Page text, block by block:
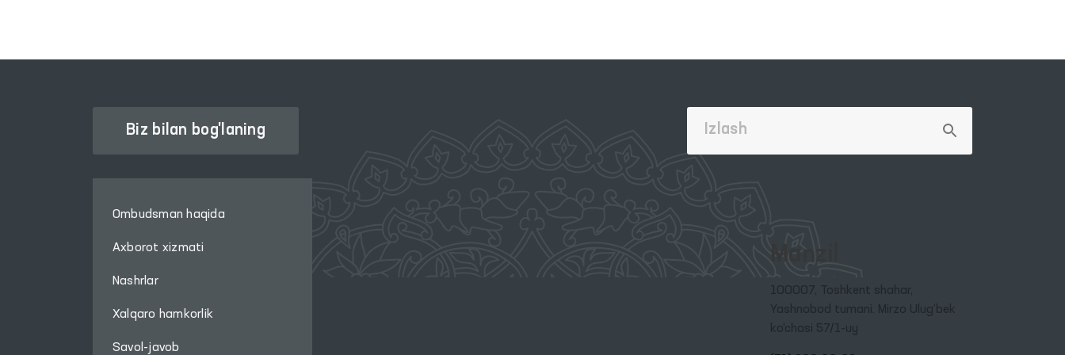
internat uylari, Jalaquduq
tumanidagi Respublika
qamoqqa olingan
shaxslarni qabul qilish va
mo‘ljallangan maxsus
tashriflari amalga
Biz bilan bog'laning
Ombudsman haqida
Axborot xizmati
Nashrlar
Xalqaro hamkorlik
Savol-javob
Manzil
100007, Toshkent shahar,
Yashnobod tumani. Mirzo Ulug‘bek
ko‘chasi 57/1-uy